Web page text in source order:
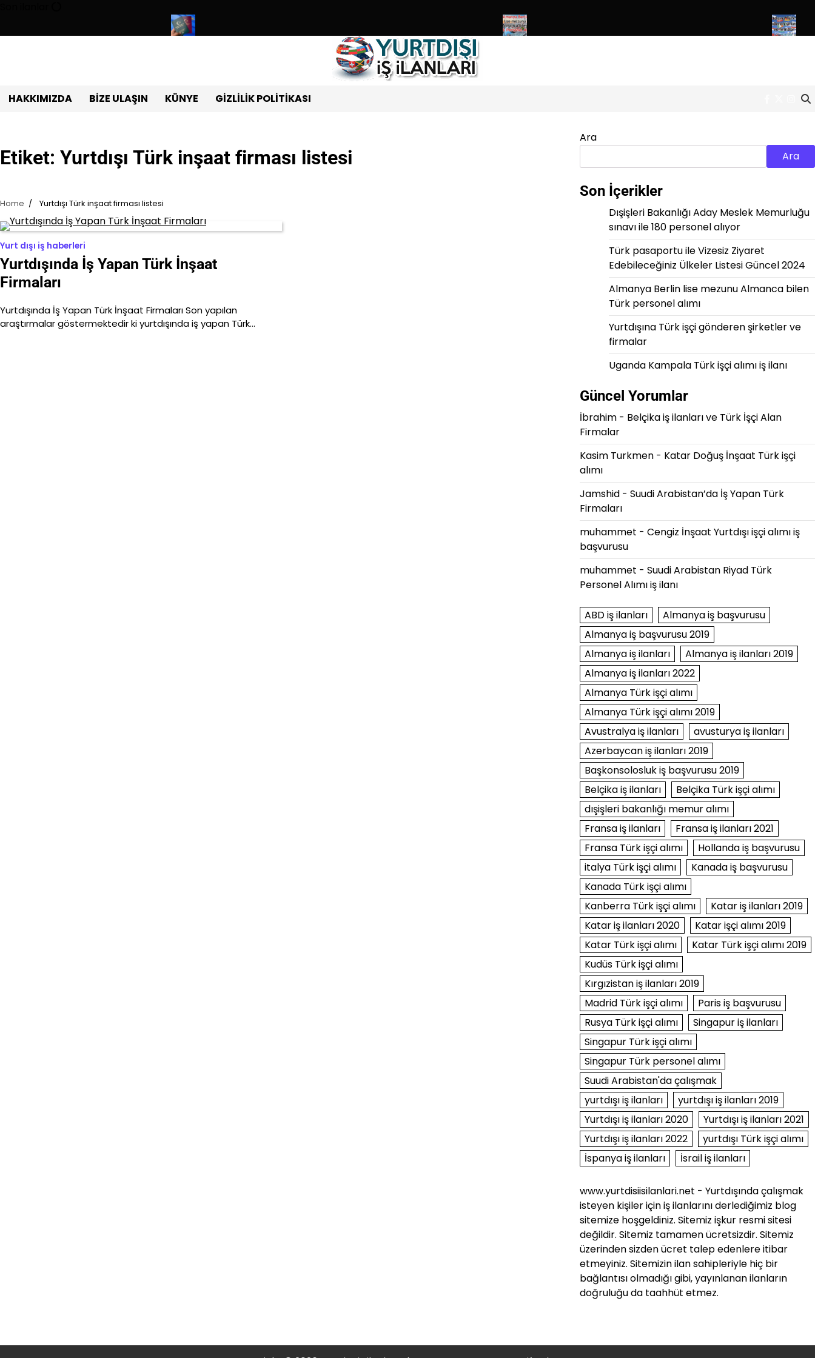
content
Türk pasaportu ile Vizesiz Ziyaret Edebileceğiniz Ülkeler Listesi Güncel 2024
HAKKIMIZDA BIZE ULAŞIN KÜNYE GIZLILIK POLITIKASI Facebook
Twitter
Etiket: Yurtdışı Türk inşaat firması listesi
Home Yurtdışı Türk inşaat firması listesi
Yurt dışı iş haberleri
Yurtdışında İş Yapan Türk İnşaat
Firmaları
Yurtdışında İş Yapan Türk İnşaat Firmaları Son yapılan
araştırmalar göstermektedir ki yurtdışında iş yapan Türk…
Ara
Ara
Son İçerikler
Dışişleri Bakanlığı Aday Meslek Memurluğu
sınavı ile 180 personel alıyor
Türk pasaportu ile Vizesiz Ziyaret
Edebileceğiniz Ülkeler Listesi Güncel 2024
Almanya Berlin lise mezunu Almanca bilen
Türk personel alımı
Yurtdışına Türk işçi gönderen şirketler ve
firmalar
Uganda Kampala Türk işçi alımı iş ilanı
Güncel Yorumlar
İbrahim- Belçika iş ilanları ve Türk İşçi Alan
Firmalar
Kasim Turkmen- Katar Doğuş İnşaat Türk işçi
alımı
Jamshid- Suudi Arabistan’da İş Yapan Türk
Firmaları
muhammet - Cengiz İnşaat Yurtdışı işçi alımı iş
başvurusu
muhammet - Suudi Arabistan Riyad Türk
Personel Alımı iş ilanı
ABD iş ilanları
Almanya iş başvurusu
Almanya iş başvurusu 2019
Almanya iş ilanları
Almanya iş ilanları 2019
Almanya iş ilanları 2022
Almanya Türk işçi alımı
Almanya Türk işçi alımı 2019
Avustralya iş ilanları
avusturya iş ilanları
Azerbaycan iş ilanları 2019
Başkonsolosluk iş başvurusu 2019
Belçika iş ilanları
Belçika Türk işçi alımı
dışişleri bakanlığı memur alımı
Fransa iş ilanları
Fransa iş ilanları 2021
Fransa Türk işçi alımı
Hollanda iş başvurusu
italya Türk işçi alımı
Kanada iş başvurusu
Kanada Türk işçi alımı
Kanberra Türk işçi alımı
Katar iş ilanları 2019
Katar iş ilanları 2020
Katar işçi alımı 2019
Katar Türk işçi alımı
Katar Türk işçi alımı 2019
Kudüs Türk işçi alımı
Kırgızistan iş ilanları 2019
Madrid Türk işçi alımı
Paris iş başvurusu
Rusya Türk işçi alımı
Singapur iş ilanları
Singapur Türk işçi alımı
Singapur Türk personel alımı
Suudi Arabistan'da çalışmak
yurtdışı iş ilanları
yurtdışı iş ilanları 2019
Yurtdışı iş ilanları 2020
Yurtdışı iş ilanları 2021
Yurtdışı iş ilanları 2022
yurtdışı Türk işçi alımı
İspanya iş ilanları
İsrail iş ilanları
www.yurtdisiisilanlari.net - Yurtdışında çalışmak
isteyen kişiler için iş ilanlarını derlediğimiz blog
sitemize hoşgeldiniz. Sitemiz işkur resmi sitesi
değildir. Sitemiz tamamen ücretsizdir. Sitemiz
üzerinden sizden ücret talep edenlere itibar
etmeyiniz. Sitemizin ilan sahipleriyle hiç bir
bağlantısı olmadığı gibi, yayınlanan ilanların
doğruluğu da taahhüt etmez.